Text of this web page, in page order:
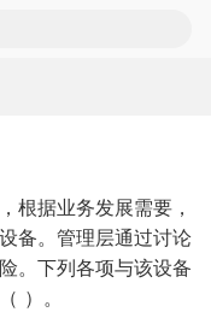
根据业务发展需要，
备。管理层通过讨论
。下列各项与该设备
）。